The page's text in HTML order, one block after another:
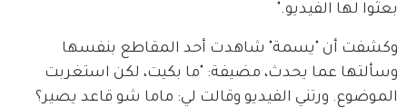
بعثوا لها الفيديو."
وكشفت أن "يسمة" شاهدت أحد المقاطع بنفسها
وسألتها عما يحدث، مضيفة: "ما بكيت، لكن استغربت
الموضوع. ورتني الفيديو وقالت لي: ماما شو قاعد يصير؟